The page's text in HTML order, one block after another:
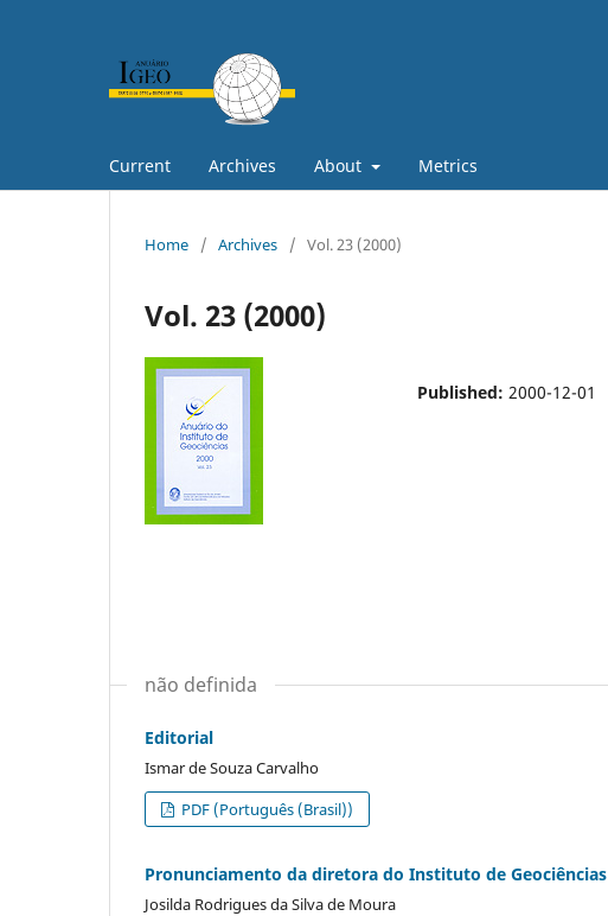
Current Archives About Metrics
Home / Archives / Vol. 23 (2000)
Vol. 23 (2000)
Published: 2000-12-01
não definida
Editorial
Ismar de Souza Carvalho
PDF (Português (Brasil))
Pronunciamento da diretora do Instituto de Geociências
Josilda Rodrigues da Silva de Moura